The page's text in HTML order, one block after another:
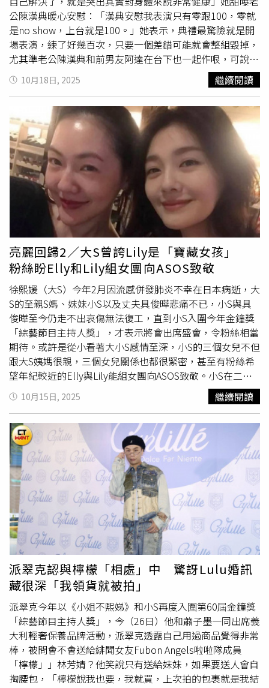
態，讓不少粉絲開心又感動，「S回來了」、「熟悉的味
道」、「好開心看見妳的回覆，妳回來了」、「姐回歸，氣
都來了，好愛這個狀態。」小S重返社群。（圖／翻攝IG／
蔡康永）小S漸漸回到最初的狀態。（圖／翻攝IG／蔡康
永） 在 Instagram 查看這則貼文 從 Instagram 分享的貼文
公陳漢典暖心安慰：「漢典安慰我表演只有零跟100，零就
是no show，上台就是100。」她表示，典禮最驚險就是開
場表演，練了好幾百次，只要一個差錯可能就會整組毀掉，
尤其準老公陳漢典和前男友阿達在台下也一起作哏，可說是
用肉身搞笑。Lulu也自爆其實開場表演的RAP是阿達幫忙寫
詞，昨彩排時阿達也一起旁同。提到小S在姊姊
大S過世後首
次公開露面就選在金鐘60，Lulu說：「我媽媽也在後台然後
她給了小S一個很大很大很大的擁抱，因為我覺得我們從小
就是看大S跟小S長大了，雖然說我沒有跟兩位姐姐那麽熟，
但是因為我會覺得他們就是我身邊的姐姐的感覺，原來就是
電視是這樣子重要的陪伴。」小S雖然打敗Lulu、陳漢典、
吳宗憲的《綜藝大熱門》拿下「最佳綜藝節目主持人獎」，
但Lulu透露，吳宗憲並不在意，結束後吳宗憲立刻上去給她
一個溫暖的擁抱，「我們都是大家都是很替她開心，然後想
要幫他加油跟打氣」。至於未來是否會跟吳宗憲繼續合作主
持？Lulu說：「會呀！憲哥真的像父親一樣，走紅毯前，他
還特別傳訊息給我，要穿什麼，結果他穿了最亮的黑色西
裝，漢典看到傻眼，因為我跟憲哥比較搭，我們就像家人，
在乎彼此。」
10月18日, 2025 繼續閱讀
亮麗回歸2／大S曾誇Lily是「寶藏女孩」
粉絲盼Elly和Lily組女團向ASOS致敬
徐熙媛（大S）今年2月因流感併發肺炎不幸在日本病逝，大
S的至親S媽、妹妹小S以及丈夫具俊曄悲痛不已，小S與具
俊曄至今仍走不出哀傷無法復工，直到小S入圍今年金鐘獎
「綜藝節目主持人獎」，才表示將會出席盛會，令粉絲相當
期待。或許是從小看著大小S感情至深，小S的三個女兒不但
跟大S姨媽很親，三個女兒關係也都很緊密，甚至有粉絲希
望年紀較近的Elly與Lily能組女團向ASOS致敬。小S在二女
兒Lily及疑似Lily男友的陪伴下一起去看電影，心情頗不錯。
（圖／本刊攝影組）小S的二女兒Lily一直被網友說神似大
S。（圖／翻攝自Lily IG）時報周刊CTWANT上月底也直擊
她與二女兒Lily去看電影，有女兒的陪伴的她精神看來很不
錯。回想起今年五月母親節前夕，小S曾發文表示：「大家
都跟我說要走出去，但我不想走去哪裡，因為妳會永遠在我
心裡，永遠，直到我們見面的那刻！」而細心的Lily不但和
姊姊、妹妹一人寫一張卡片給小S慶祝，也送花、下廚煎牛
排、煮麵，超級貼心的慶祝方式，讓原本因病無法過節的小
S心中相當溫暖。此外，Lily在卡片中真情流露寫下：「我知
道妳常常為了我們3個委屈自己。」讓收到卡片的小S邊讀邊
感動到淚流不止。大S過世 後，小S僅在Lily的畫展上現身。
（圖／翻攝自小S臉書）今年六月底Lily舉辦畫展，也大方聊
起媽媽小S和姨媽大S。（圖／翻攝自Elly.Lily.Alice臉書）由
於大女兒Elly在國外念書，Lily曾說「想多找時間跟姊姊、
妹妹黏在一起」，表示三姊妹感情很好，而三個女兒的個性
不同，小S對她們教育方式也各有不同的方式，也花了許多
時間陪伴，在讀書方面重視培養小孩的興趣而非專注成績，
不過人人稱讚小S很會教小孩，但她也反思過自己養育女兒
的方法好像「錯了」，因為她發現自己似乎比較寵愛Elly和
Lily，總會不小心冷落許老三Alice，導致未被關注的Alice才
10月15日, 2025 繼續閱讀
派翠克認與檸檬「相處」中 驚訝Lulu婚訊
藏很深「我領貨就被拍」
派翠克今年以《小姐不熙娣》和小S再度入圍第60屆金鐘獎
「綜藝節目主持人獎」，今（26日）他和蕭子墨一同出席義
大利輕奢保養品牌活動，派翠克透露自己用過商品覺得非常
棒，被問會不會送給緋聞女友Fubon Angels啦啦隊成員
「檸檬」」林芳婧？他笑說只有送給妹妹，如果要送人會自
掏腰包，「檸檬說我也要，我就買，上次拍的包裹就是我結